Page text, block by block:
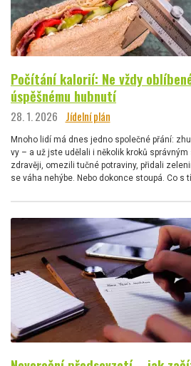
Počítání kalorií: Ne vždy
úspěšnému hubnutí
28. 1. 2026 Jídelní plán
Mnoho lidí má dnes jedno společné přání:
vy – a už jste udělali i několik kroků
zdravěji, omezili tučné potraviny, přidali
se váha nehýbe. Nebo dokonce stoupá. Co s